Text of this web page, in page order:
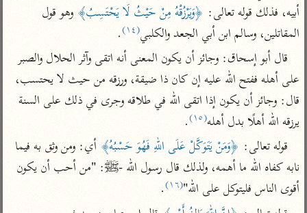
اشترك لتصلك أخبار مشاريعنا
اشترك
راسلنا •تليجرام •تويتر
تعليمات•عن الباحث القرآني
أبيه، فذلك قوله تعالى: ﴿وَيَرْزُقْهُ مِنْ حَيْثُ لَا يَحْتَسِبُ﴾
المقاتلين، وسالم ابن أبي الجعد والكلبي(١٤)
.
قال أبو إسحاق: وجائز أن يكون المعنى أنه اتقى وآثر الحلال والصبر
يرزقه الله أهلًا بدل أهله(١٥)
.
قوله تعالى: ﴿وَمَنْ يَتَوَكَّلْ عَلَى اللهِ فَهُوَ حَسْبُهُ﴾
أقوى الناس فليتوكل على الله"(١٦)
.